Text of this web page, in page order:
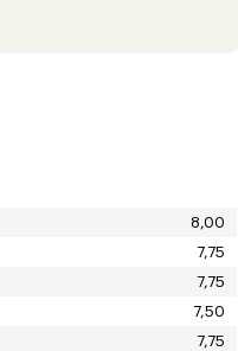
8,00
7,75
7,75
7,50
7,75